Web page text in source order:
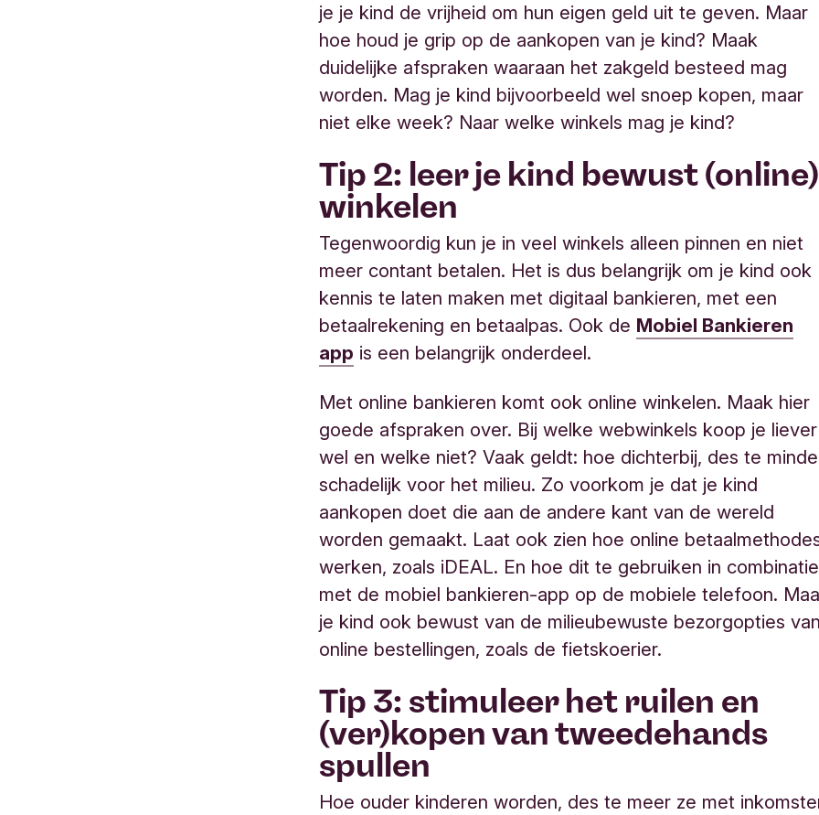
je je kind de vrijheid om hun eigen geld uit te geven. Maar
hoe houd je grip op de aankopen van je kind? Maak
duidelijke afspraken waaraan het zakgeld besteed mag
worden. Mag je kind bijvoorbeeld wel snoep kopen, maar
niet elke week? Naar welke winkels mag je kind?
Tip 2: leer je kind bewust (online)
winkelen
Tegenwoordig kun je in veel winkels alleen pinnen en niet
meer contant betalen. Het is dus belangrijk om je kind ook
kennis te laten maken met digitaal bankieren, met een
betaalrekening en betaalpas. Ook de Mobiel Bankieren
app is een belangrijk onderdeel.
Met online bankieren komt ook online winkelen. Maak hier
goede afspraken over. Bij welke webwinkels koop je liever
wel en welke niet? Vaak geldt: hoe dichterbij, des te
schadelijk voor het milieu. Zo voorkom je dat je kind
aankopen doet die aan de andere kant van de wereld
worden gemaakt. Laat ook zien hoe online
werken, zoals iDEAL. En hoe dit te gebruiken in combinatie
met de mobiel bankieren-app op de mobiele telefoon.
je kind ook bewust van de milieubewuste bezorgopties van
online bestellingen, zoals de fietskoerier.
Tip 3: stimuleer het ruilen en
(ver)kopen van tweedehands
spullen
Hoe ouder kinderen worden, des te meer ze met